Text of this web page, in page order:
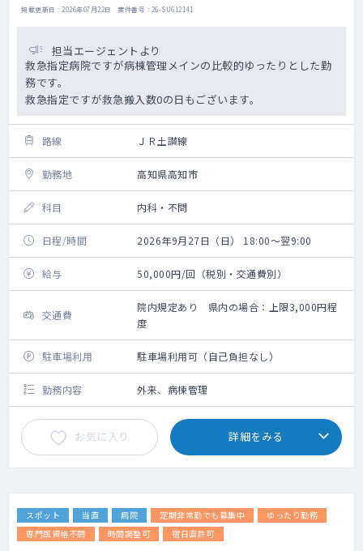
掲載更新日 : 2026年07月22日 案件番号 : 26-SU612141
担当エージェントより
救急指定病院ですが病棟管理メインの比較的ゆったりとした勤
務です。
救急指定ですが救急搬入数0の日もございます。
路線 ＪＲ土讃線
勤務地 高知県高知市
科目 内科・不問
日程/時間 2026年9月27日（日） 18:00～翌9:00
給与 50,000円/回（税別・交通費別）
交通費
院内規定あり 県内の場合：上限3,000円程
度
駐車場利用 駐車場利用可（自己負担なし）
勤務内容 外来、病棟管理
お気に入り 詳細をみる
スポット 当直 病院 定期非常勤でも募集中
ゆったり勤務
専門医資格不問
時間調整可 宿日直許可